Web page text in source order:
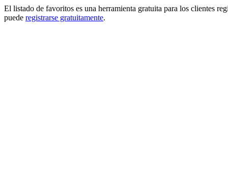
El listado de favoritos es una herramienta gratuita para los clientes
puede registrarse gratuitamente.